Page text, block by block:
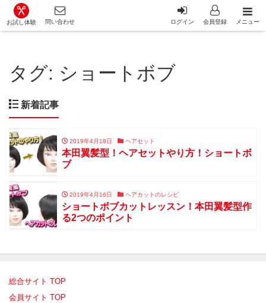
カット講習・カットスクール 日本カットアカデミー総合サ
お試し体験 問い合わせ ログイン 会員登録 メニュー
タグ: ショートボブ
新着記事
2019年4月18日 ヘアセット
本田翼髪型！ヘアセットやり方！ショートボ
ブ
2019年4月16日 ヘアカットのレシピ
ショートボブカットレッスン！本田翼髪型作
る2つのポイント
総合サイト TOP
会員サイト TOP